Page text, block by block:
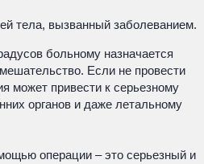
тела, вызванный заболеванием.
больному назначается
Если не провести
может привести к серьезному
органов и даже летальному
операции – это серьезный и